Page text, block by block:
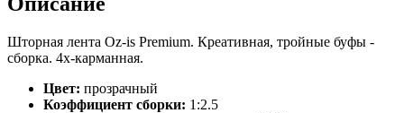
Шторная лента Oz-is Premium. Креативная, тройные буфы -
сборка. 4х-карманная.
Цвет: прозрачный
Коэффициент сборки: 1:2.5